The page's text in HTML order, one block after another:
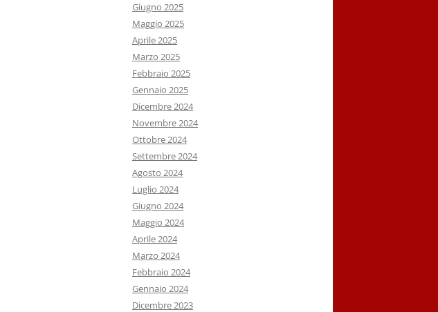
Giugno 2025
Maggio 2025
Aprile 2025
Marzo 2025
Febbraio 2025
Gennaio 2025
Dicembre 2024
Novembre 2024
Ottobre 2024
Settembre 2024
Agosto 2024
Luglio 2024
Giugno 2024
Maggio 2024
Aprile 2024
Marzo 2024
Febbraio 2024
Gennaio 2024
Dicembre 2023